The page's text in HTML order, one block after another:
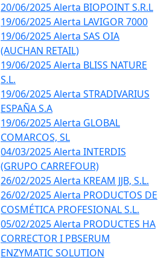
20/06/2025 Alerta BIOPOINT S.R.L
19/06/2025 Alerta LAVIGOR 7000
19/06/2025 Alerta SAS OIA
(AUCHAN RETAIL)
19/06/2025 Alerta BLISS NATURE
S.L.
19/06/2025 Alerta STRADIVARIUS
ESPAÑA S.A
19/06/2025 Alerta GLOBAL
COMARCOS, SL
04/03/2025 Alerta INTERDIS
(GRUPO CARREFOUR)
26/02/2025 Alerta KREAM JJB, S.L.
26/02/2025 Alerta PRODUCTOS DE
COSMÉTICA PROFESIONAL S.L.
05/02/2025 Alerta PRODUCTES HA
CORRECTOR I PBSERUM
ENZYMATIC SOLUTION